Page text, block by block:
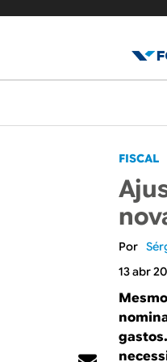
l
o
g
d
o
I
B
u
p
r
i
n
c
i
p
FISCAL
13 abr